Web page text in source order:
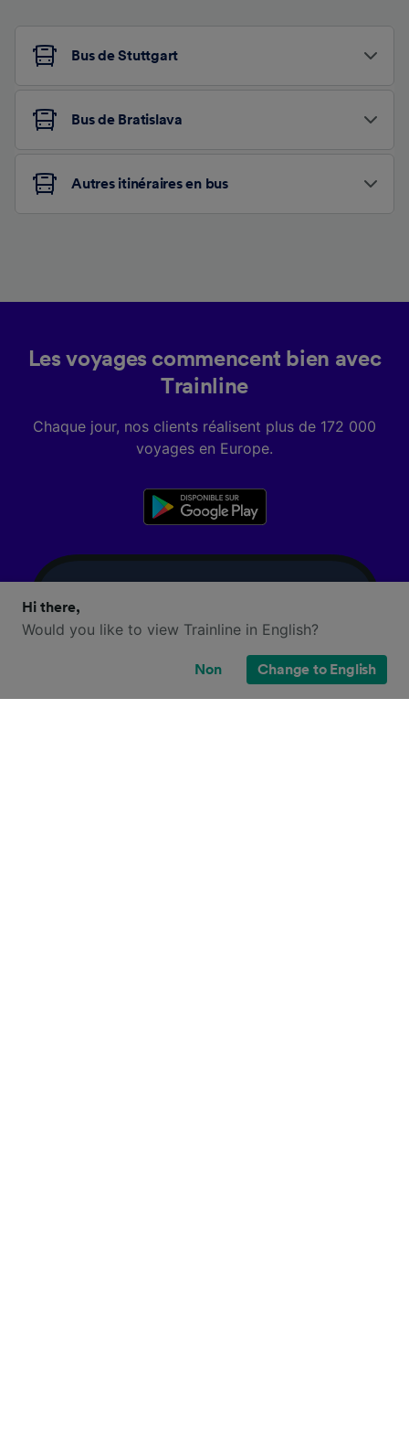
Bus de Stuttgart
Bus de Bratislava
Autres itinéraires en bus
Les voyages commencent bien avec
Trainline
Chaque jour, nos clients réalisent plus de 172 000
voyages en Europe.
Hi there,
Would you like to view Trainline in English?
Non Change to English